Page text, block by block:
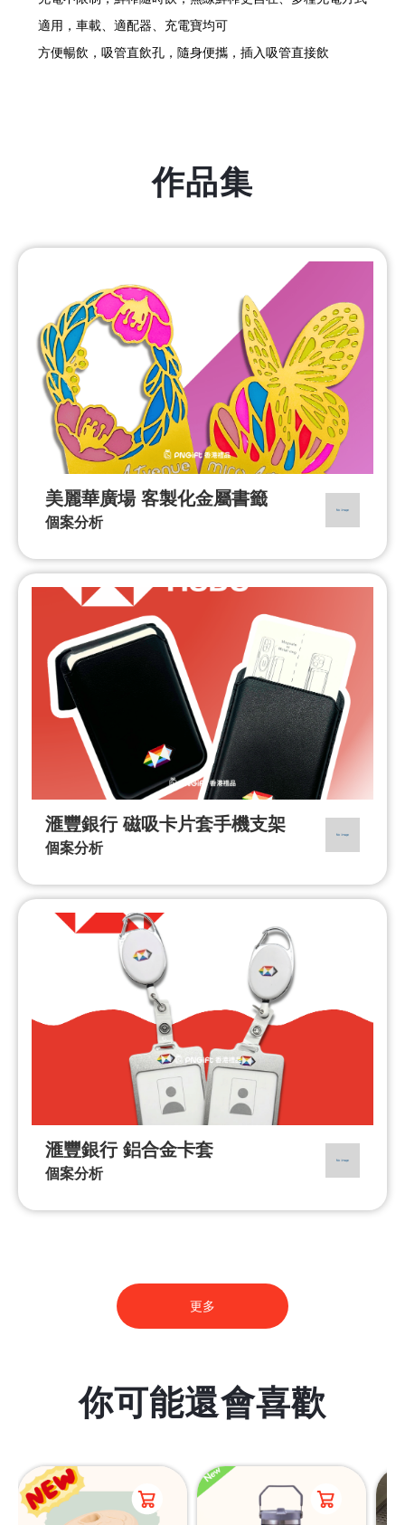
適用，車載、適配器、充電寶均可
方便暢飲，吸管直飲孔，隨身便攜，插入吸管直接飲
作品集
美麗華廣場 客製化金屬書籤
個案分析
滙豐銀行 磁吸卡片套手機支架
個案分析
滙豐銀行 鋁合金卡套
個案分析
更多
你可能還會喜歡